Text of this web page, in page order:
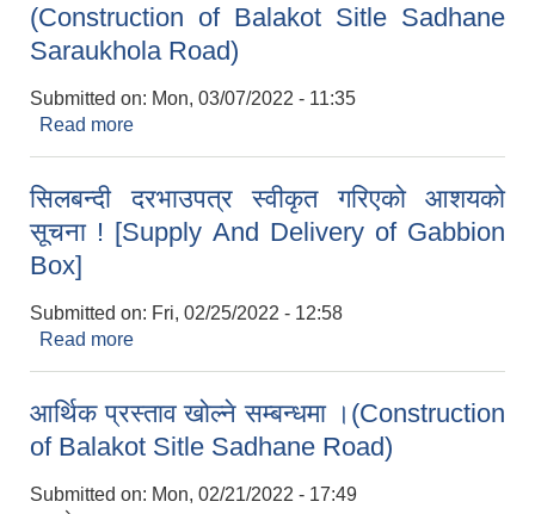
(Construction of Balakot Sitle Sadhane
Saraukhola Road)
Submitted on: Mon, 03/07/2022 - 11:35
Read more
सिलबन्दी दरभाउपत्र स्वीकृत गरिएको आशयको
सूचना ! [Supply And Delivery of Gabbion
Box]
Submitted on: Fri, 02/25/2022 - 12:58
Read more
आर्थिक प्रस्ताव खोल्ने सम्बन्धमा ।(Construction
of Balakot Sitle Sadhane Road)
Submitted on: Mon, 02/21/2022 - 17:49